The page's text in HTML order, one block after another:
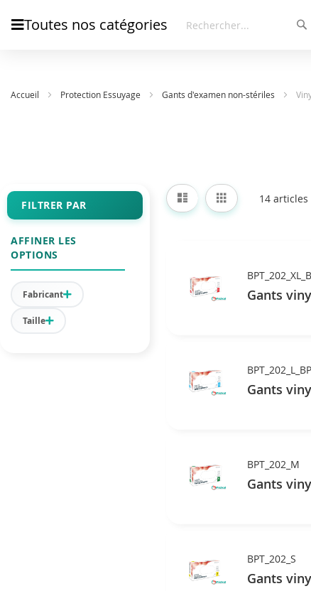
Toutes nos catégories
Accueil Protection Essuyage Gants d'examen non-stériles
Afficher
en
Liste Grille 14 articles
Gants
Gants
BPT_202_M
Gants
BPT_202_S
Gants
FILTRER PAR
AFFINER LES
OPTIONS
Fabricant
Taille